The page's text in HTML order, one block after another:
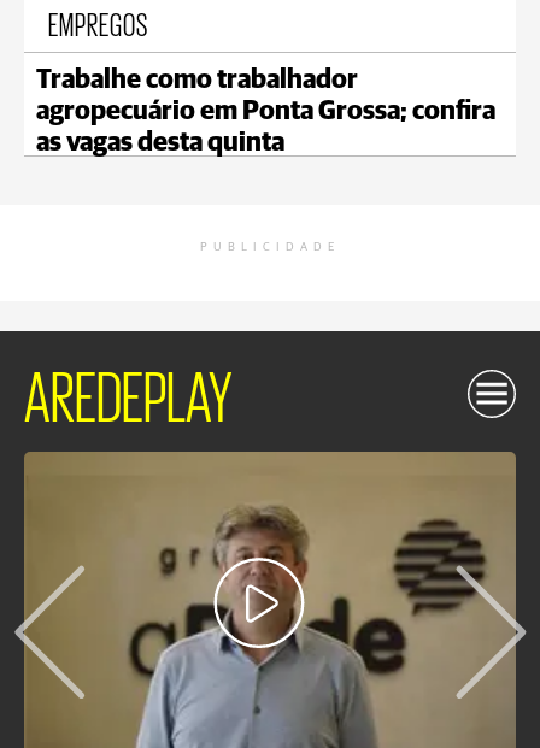
EMPREGOS
Trabalhe como trabalhador
agropecuário em Ponta Grossa; confira
as vagas desta quinta
PUBLICIDADE
AREDEPLAY